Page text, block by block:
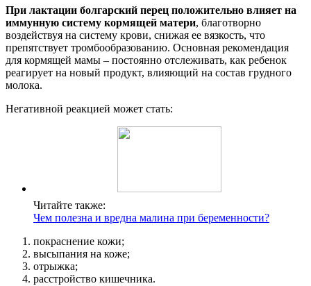
При лактации болгарский перец положительно влияет на
иммунную систему кормящей матери, благотворно
воздействуя на систему крови, снижая ее вязкость, что
препятствует тромбообразованию. Основная рекомендация
для кормящей мамы – постоянно отслеживать, как ребенок
реагирует на новый продукт, влияющий на состав грудного
молока.
Негативной реакцией может стать:
Читайте также:
Чем полезна и вредна малина при беременности?
покраснение кожи;
высыпания на коже;
отрыжка;
расстройство кишечника.